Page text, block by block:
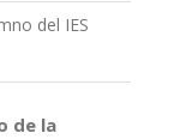
del IES
de la